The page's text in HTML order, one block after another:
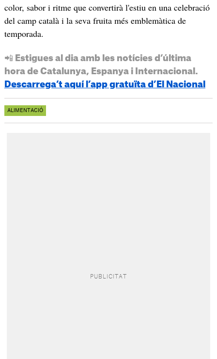
color, sabor i ritme que convertirà l'estiu en una celebració
del camp català i la seva fruita més emblemàtica de
temporada.
📲 Estigues al dia amb les notícies d’última
hora de Catalunya, Espanya i Internacional.
Descarrega’t aquí l’app gratuïta d’El Nacional
ALIMENTACIÓ